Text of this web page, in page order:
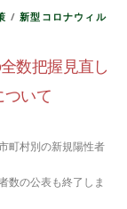
/新型コロナウィル
数把握見直し
ついて
町村別の新規陽性者
数の公表も終了しま